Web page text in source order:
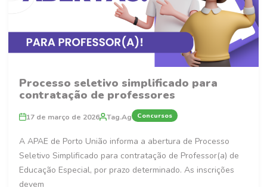
Processo seletivo simplificado para
contratação de professores
17 de março de 2026 Tag.Ag Concursos
A APAE de Porto União informa a abertura de Processo
Seletivo Simplificado para contratação de Professor(a) de
Educação Especial, por prazo determinado. As inscrições
devem